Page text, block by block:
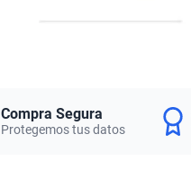
Compra Segura
Protegemos tus datos